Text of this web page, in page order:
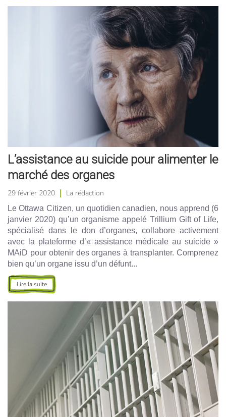
L’assistance au suicide pour alimenter le
marché des organes
29 février 2020 La rédaction
Le Ottawa Citizen, un quotidien canadien, nous apprend (6
janvier 2020) qu’un organisme appelé Trillium Gift of Life,
spécialisé dans le don d’organes, collabore activement
avec la plateforme d’« assistance médicale au suicide »
MAiD pour obtenir des organes à transplanter. Comprenez
bien qu’un organe issu d’un défunt...
Lire la suite